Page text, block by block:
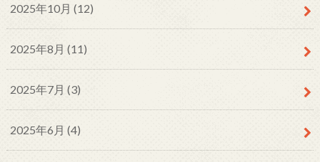
2025年10月 (12)
2025年8月 (11)
2025年7月 (3)
2025年6月 (4)